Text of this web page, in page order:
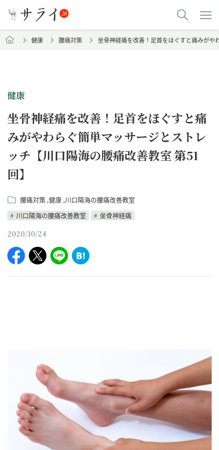
健康 腰痛対策 坐骨神経痛を改善！足首をほぐすと痛みが
健康
坐骨神経痛を改善！足首をほぐすと痛
みがやわらぐ簡単マッサージとストレ
ッチ【川口陽海の腰痛改善教室 第51
回】
腰痛対策 健康 川口陽海の腰痛改善教室
川口陽海の腰痛改善教室
坐骨神経痛
2020/10/24